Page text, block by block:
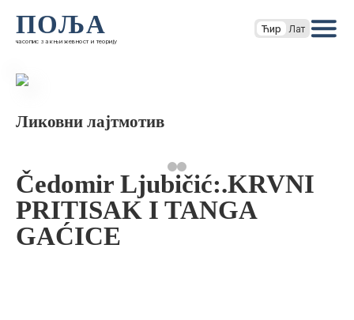
ПОЉА
часопис за књижевност и теорију
Ћир Лат
Ликовни лајтмотив
Čedomir Ljubičić:.KRVNI
PRITISAK I TANGA
GAĆICE